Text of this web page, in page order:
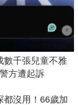
數千張兒童不雅
方遭起訴
都沒用！66歲加